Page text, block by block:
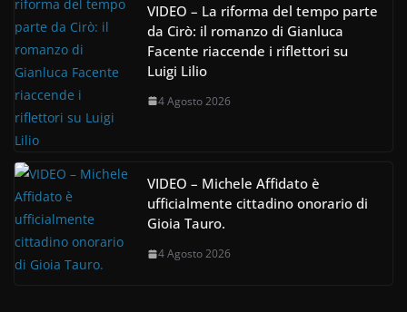
VIDEO – La riforma del tempo parte
da Cirò: il romanzo di Gianluca
Facente riaccende i riflettori su
Luigi Lilio
4 Agosto 2026
VIDEO – Michele Affidato è
ufficialmente cittadino onorario di
Gioia Tauro.
4 Agosto 2026